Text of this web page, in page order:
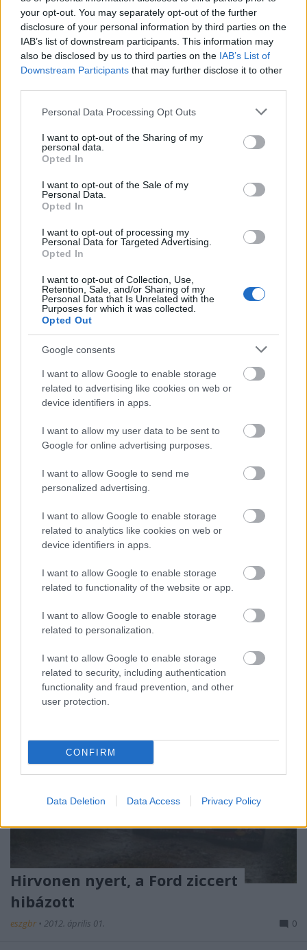
your opt-out. You may separately opt-out of the further
disclosure of your personal information by third parties on the
IAB’s list of downstream participants. This information may
also be disclosed by us to third parties on the IAB’s List of
Downstream Participants that may further disclose it to other
Please note that this website/app uses one or more Google
not limited to your visit or usage behaviour. You may click to
grant or deny consent to Google and its third-party tags to
use your data for below specified purposes in below Google
consent section.
Personal Data Processing Opt Outs
I want to opt-out of the Sharing of my
personal data.
Opted In
I want to opt-out of the Sale of my
Personal Data.
Opted In
I want to opt-out of processing my
Personal Data for Targeted Advertising.
Opted In
I want to opt-out of Collection, Use,
Retention, Sale, and/or Sharing of my
Personal Data that Is Unrelated with the
Purposes for which it was collected.
Opted Out
Google consents
I want to allow Google to enable storage
related to advertising like cookies on web or
device identifiers in apps.
I want to allow my user data to be sent to
Google for online advertising purposes.
I want to allow Google to send me
personalized advertising.
I want to allow Google to enable storage
related to analytics like cookies on web or
device identifiers in apps.
I want to allow Google to enable storage
related to functionality of the website or app.
I want to allow Google to enable storage
related to personalization.
I want to allow Google to enable storage
related to security, including authentication
functionality and fraud prevention, and other
user protection.
CONFIRM
Data Deletion Data Access Privacy Policy
csapatot 2013-ban a rali-vb-n
eszgbr•2012. október 16.
2012.10.17 update: a Volkswagen bejelentette Jari-
Matti Latvala szerződtetését
Tegnap a Ford és a BMW-hez tartozó Mini is
bejelentette, hogy ...
Nyári pótlás III. & IV.: Finn-rali és
Német-rali
2012. szeptember 17.
A Wales-ralival kezdetét vette a rali-vb hajrája, így
gyorsan pótolom a nyáron elmaradt két posztot a
Loeb unalomba fullasztja az idei évet
Félreértés ne essék, nem érzek ellenszenvet a
franciával szemben, sőt egyre inkább csodálom,
amiért zsinórban nyolc megnyert világbajnokság
után ...
Hirvonen nyert, a Ford ziccert
hibázott
eszgbr • 2012. április 01. 0